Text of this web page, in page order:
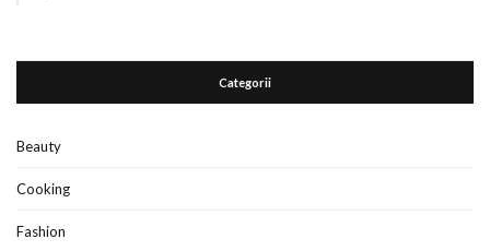
Categorii
Beauty
Cooking
Fashion